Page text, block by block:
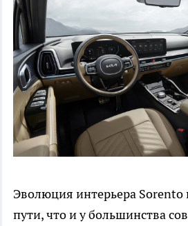
Эволюция интерьера
пути, что и у большинства